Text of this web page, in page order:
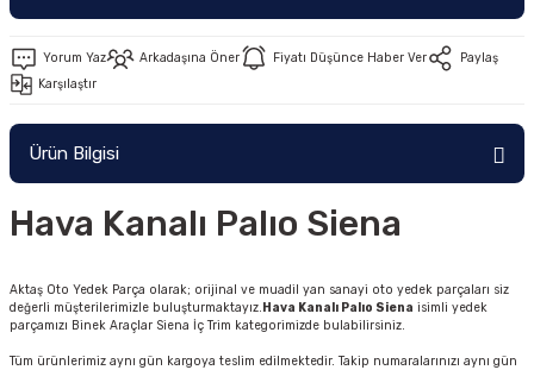
Yorum Yaz Arkadaşına Öner Fiyatı Düşünce Haber Ver
Paylaş
Karşılaştır
Ürün Bilgisi
Hava Kanalı Palıo Siena
Aktaş Oto Yedek Parça olarak; orijinal ve muadil yan sanayi oto yedek parçaları siz
değerli müşterilerimizle buluşturmaktayız.Hava Kanalı Palıo Siena isimli yedek
parçamızı Binek Araçlar Siena İç Trim kategorimizde bulabilirsiniz.
Tüm ürünlerimiz aynı gün kargoya teslim edilmektedir. Takip numaralarınızı aynı gün